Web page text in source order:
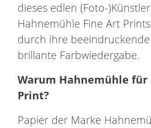
dieses edlen (Foto-
Hahnemühle Fine Art
durch ihre
brillante Farbwiedergabe.
Warum Hahnemühle für
Print?
Papier der Marke